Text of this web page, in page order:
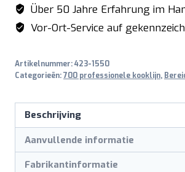
x
700
590
mm
aantal
Über 50 Jahre Erfahrung im
Vor-Ort-Service auf
Artikelnummer:423-1550
Categorieën:700 professionele kooklijn,
Beschrijving
Aanvullende informatie
Fabrikantinformatie